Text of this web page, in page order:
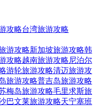
攻略台湾旅游攻略
游攻略新加坡旅游攻略韩
攻略越南旅游攻略尼泊尔
游轮旅游攻略清迈旅游攻
旅游攻略普吉岛旅游攻略
梅岛旅游攻略毛里求斯旅
巴文莱旅游攻略天宁塞班